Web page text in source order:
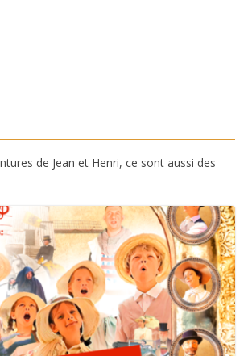
de Jean et Henri, ce sont aussi des